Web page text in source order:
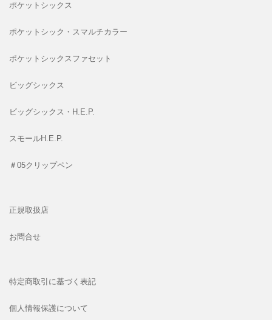
ポケットシックス
ポケットシック・スマルチカラー
ポケットシックスファセット
ビッグシックス
ビッグシックス・H.E.P.
スモールH.E.P.
＃05クリップペン
正規取扱店
お問合せ
特定商取引に基づく表記
個人情報保護について